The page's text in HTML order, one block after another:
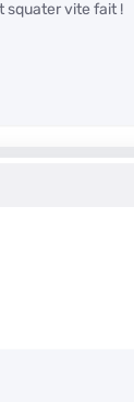
squater vite fait !